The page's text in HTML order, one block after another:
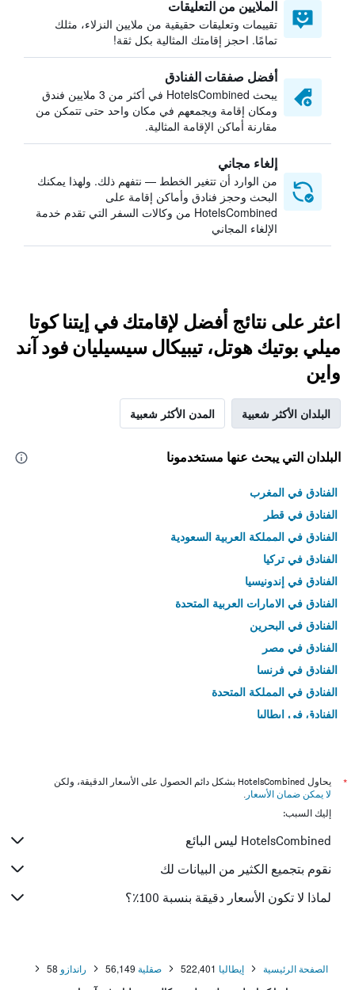
الملايين من التعليقات
تقييمات وتعليقات حقيقية من ملايين النزلاء، مثلك
تمامًا. احجز إقامتك المثالية بكل ثقة!
أفضل صفقات الفنادق
يبحث HotelsCombined في أكثر من 3 ملايين فندق
ومكان إقامة ويجمعهم في مكان واحد حتى تتمكن من
مقارنة أماكن الإقامة المثالية.
إلغاء مجاني
من الوارد أن تتغير الخطط — نتفهم ذلك. ولهذا يمكنك
البحث وحجز فنادق وأماكن إقامة على
HotelsCombined من وكالات السفر التي تقدم خدمة
الإلغاء المجاني
اعثر على نتائج أفضل لإقامتك في إيتنا كوتا
ميلي بوتيك هوتل، تيبيكال سيسيليان فود آند
واين
البلدان الأكثر شعبية المدن الأكثر شعبية
البلدان التي يبحث عنها مستخدمونا
الفنادق في المغرب
الفنادق في قطر
الفنادق في المملكة العربية السعودية
الفنادق في تركيا
الفنادق في إندونيسيا
الفنادق في الامارات العربية المتحدة
الفنادق في البحرين
الفنادق في مصر
الفنادق في فرنسا
الفنادق في المملكة المتحدة
الفنادق في إيطاليا
*
يحاول HotelsCombined بشكل دائم الحصول على الأسعار الدقيقة، ولكن
لا يمكن ضمان الأسعار .
إليك السبب:
HotelsCombined ليس البائع
نقوم بتجميع الكثير من البيانات لك
لماذا لا تكون الأسعار دقيقة بنسبة 100٪؟
الصفحة الرئيسية إيطاليا 522,401 صقلية 56,149 راندازو 58